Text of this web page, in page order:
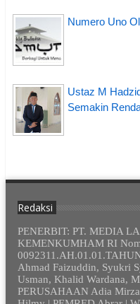
Numero Uno
Ustaz M
Semakin
Redaksi
PENERBIT: PT. MEDIA
KEMENKUMHAM RI
Ahmad Faizuddin, Syukri
Usman, Khalid Wardana,
PERUSAHAAN Adia